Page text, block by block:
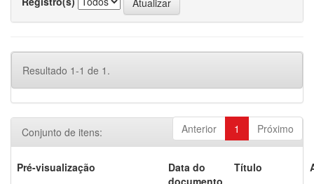
Resultado 1-1 de 1.
Anterior 1 Próximo
Conjunto de itens:
Pré-visualização
Data do
documento
Título